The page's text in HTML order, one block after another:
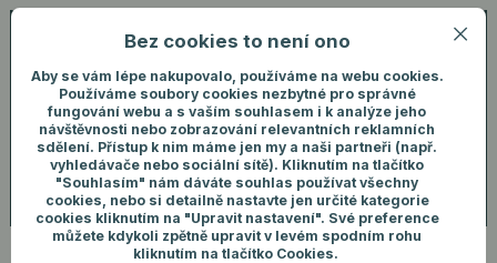
Menu
+420 731 292 460
Přihlášení
Hledat
ks
Bez cookies to není ono
Aby se vám lépe nakupovalo, používáme na webu cookies.
Používáme soubory cookies nezbytné pro správné
fungování webu a s vaším souhlasem i k analýze jeho
návštěvnosti nebo zobrazování relevantních reklamních
sdělení. Přístup k nim máme jen my a naši partneři (např.
vyhledávače nebo sociální sítě). Kliknutím na tlačítko
"Souhlasím" nám dáváte souhlas používat všechny
cookies, nebo si detailně nastavte jen určité kategorie
cookies kliknutím na "Upravit nastavení". Své preference
můžete kdykoli zpětně upravit v levém spodním rohu
kliknutím na tlačítko Cookies.